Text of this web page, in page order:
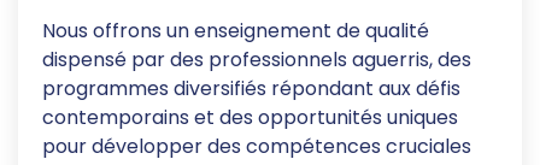
Nous offrons un enseignement de qualité
dispensé par des professionnels aguerris, des
programmes diversifiés répondant aux défis
contemporains et des opportunités uniques
pour développer des compétences cruciales